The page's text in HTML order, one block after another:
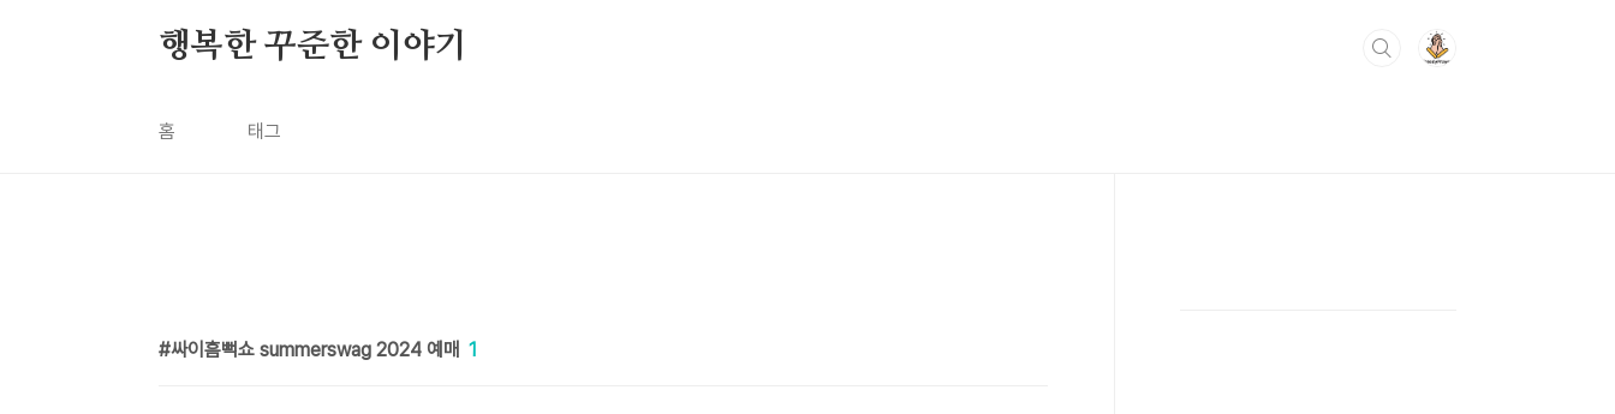
행복한 꾸준한 이야기
홈 태그
싸이흠뻑쇼 summerswag 2024 예매 1